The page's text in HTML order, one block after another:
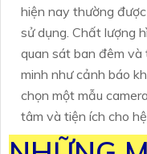
hiện nay thường
sử dụng. Chất lượng
quan sát ban đêm
minh như cảnh báo
chọn một mẫu
tâm và tiện ích cho